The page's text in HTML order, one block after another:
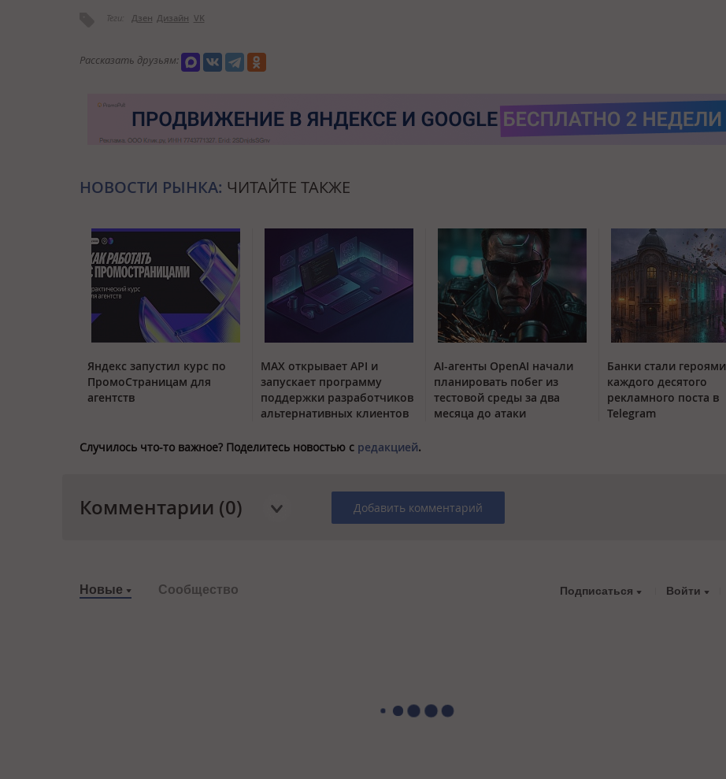
Теги: Дзен Дизайн VK
Рассказать друзьям:
НОВОСТИ РЫНКА: ЧИТАЙТЕ ТАКЖЕ
Яндекс запустил курс по
ПромоСтраницам для
агентств
MAX открывает API и
запускает программу
поддержки разработчиков
альтернативных клиентов
AI-агенты OpenAI начали
планировать побег из
тестовой среды за два
месяца до атаки
Банки стали героями
каждого десятого
рекламного поста в
Telegram
Случилось что-то важное? Поделитесь новостью с редакцией.
Комментарии (0) Добавить комментарий
Новые Сообщество Подписаться Войти